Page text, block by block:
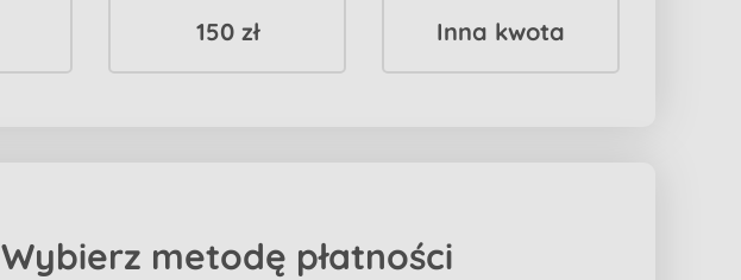
150 zł Inna kwota
Wybierz metodę płatności